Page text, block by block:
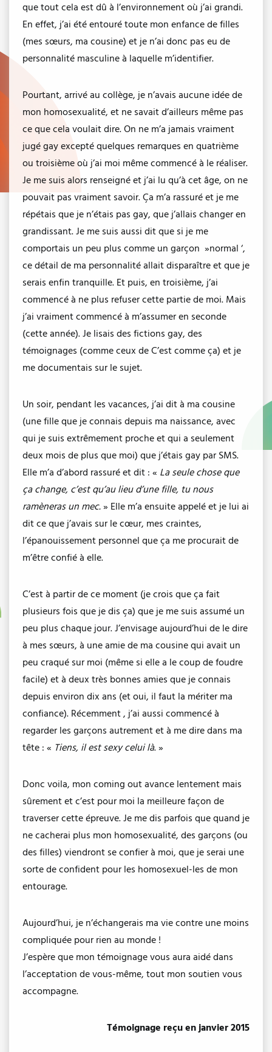
que tout cela est dû à l’environnement où j’ai grandi.
En effet, j’ai été entouré toute mon enfance de filles
(mes sœurs, ma cousine) et je n’ai donc pas eu de
personnalité masculine à laquelle m’identifier.
Pourtant, arrivé au collège, je n’avais aucune idée de
mon homosexualité, et ne savait d’ailleurs même pas
ce que cela voulait dire. On ne m’a jamais vraiment
jugé gay excepté quelques remarques en quatrième
ou troisième où j’ai moi même commencé à le réaliser.
Je me suis alors renseigné et j’ai lu qu’à cet âge, on ne
pouvait pas vraiment savoir. Ça m’a rassuré et je me
répétais que je n’étais pas gay, que j’allais changer en
grandissant. Je me suis aussi dit que si je me
comportais un peu plus comme un garçon »normal ‘,
ce détail de ma personnalité allait disparaître et que je
serais enfin tranquille. Et puis, en troisième, j’ai
commencé à ne plus refuser cette partie de moi. Mais
j’ai vraiment commencé à m’assumer en seconde
(cette année). Je lisais des fictions gay, des
témoignages (comme ceux de C’est comme ça) et je
me documentais sur le sujet.
Un soir, pendant les vacances, j’ai dit à ma cousine
(une fille que je connais depuis ma naissance, avec
qui je suis extrêmement proche et qui a seulement
deux mois de plus que moi) que j’étais gay par SMS.
Elle m’a d’abord rassuré et dit : « La seule chose que
ça change, c’est qu’au lieu d’une fille, tu nous
ramèneras un mec.» Elle m’a ensuite appelé et je lui ai
dit ce que j’avais sur le cœur, mes craintes,
l’épanouissement personnel que ça me procurait de
m’être confié à elle.
C’est à partir de ce moment (je crois que ça fait
plusieurs fois que je dis ça) que je me suis assumé un
peu plus chaque jour. J’envisage aujourd’hui de le dire
à mes sœurs, à une amie de ma cousine qui avait un
peu craqué sur moi (même si elle a le coup de foudre
facile) et à deux très bonnes amies que je connais
depuis environ dix ans (et oui, il faut la mériter ma
confiance). Récemment , j’ai aussi commencé à
regarder les garçons autrement et à me dire dans ma
tête : « Tiens, il est sexy celui là. »
Donc voila, mon coming out avance lentement mais
sûrement et c’est pour moi la meilleure façon de
traverser cette épreuve. Je me dis parfois que quand je
ne cacherai plus mon homosexualité, des garçons (ou
des filles) viendront se confier à moi, que je serai une
sorte de confident pour les homosexuel-les de mon
entourage.
Aujourd’hui, je n’échangerais ma vie contre une moins
compliquée pour rien au monde !
J’espère que mon témoignage vous aura aidé dans
l’acceptation de vous-même, tout mon soutien vous
accompagne.
Témoignage reçu en janvier 2015